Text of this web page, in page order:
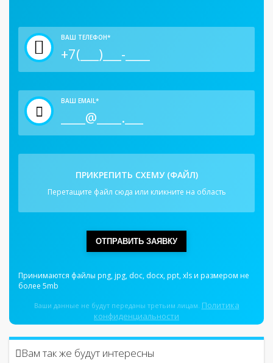
ВАШ ТЕЛЕФОН*
ВАШ EMAIL*
ПРИКРЕПИТЬ СХЕМУ (ФАЙЛ)
Перетащите файл сюда или кликните на область
ОТПРАВИТЬ ЗАЯВКУ
Принимаются файлы png, jpg, doc, docx, ppt, xls и размером не
более 5mb
Ваши данные не будут переданы третьим лицам. Политика
конфиденциальности
Вам так же будут интересны